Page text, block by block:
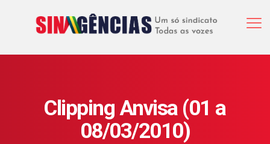
Clipping Anvisa (01 a
08/03/2010)